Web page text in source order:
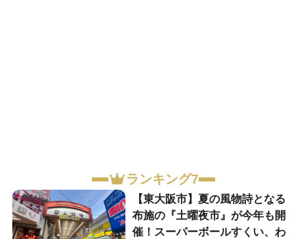
ランキング7
【東大阪市】夏の風物詩となる
布施の『土曜夜市』が今年も開
催！スーパーボールすくい、わ